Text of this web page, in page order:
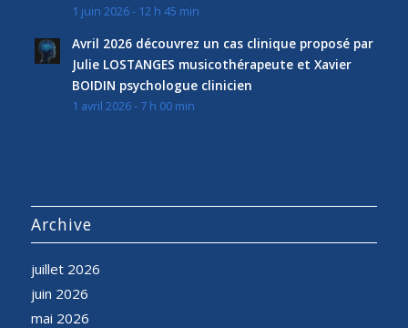
1 juin 2026 - 12 h 45 min
Avril 2026 découvrez un cas clinique proposé par
Julie LOSTANGES musicothérapeute et Xavier
BOIDIN psychologue clinicien
1 avril 2026 - 7 h 00 min
Archive
juillet 2026
juin 2026
mai 2026